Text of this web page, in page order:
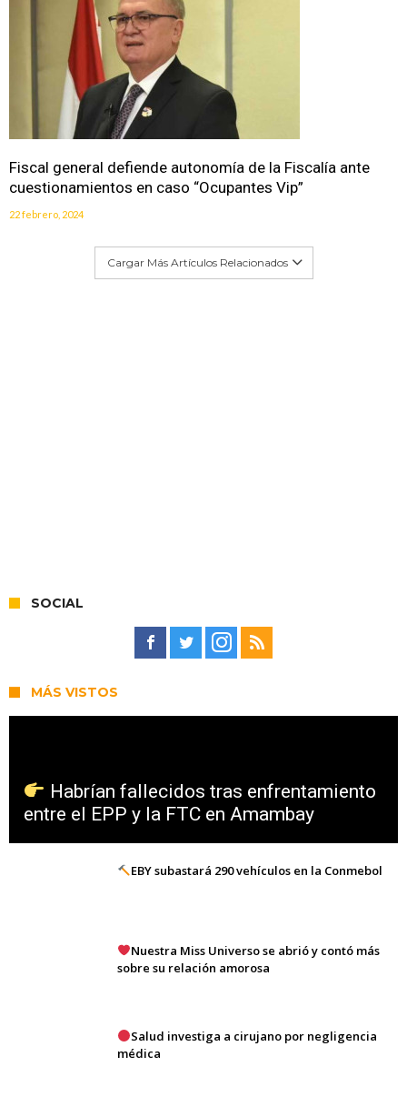
Fiscal general defiende autonomía de la Fiscalía ante
cuestionamientos en caso “Ocupantes Vip”
22 febrero, 2024
Cargar Más Artículos Relacionados
SOCIAL
MÁS VISTOS
Habrían fallecidos tras enfrentamiento
entre el EPP y la FTC en Amambay
EBY subastará 290 vehículos en la Conmebol
Nuestra Miss Universo se abrió y contó más
sobre su relación amorosa
Salud investiga a cirujano por negligencia
médica